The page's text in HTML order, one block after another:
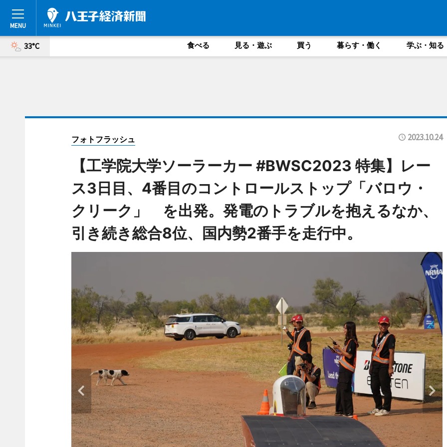
33°C 食べる 見る・遊ぶ 買う 暮らす・働く 学ぶ・知る
フォトフラッシュ 2023.10.24
【工学院大学ソーラーカー #BWSC2023 特集】レー
ス3日目、4番目のコントロールストップ「バロウ・
クリーク」 を出発。発電のトラブルを抱えるなか、
引き続き総合8位、国内勢2番手を走行中。